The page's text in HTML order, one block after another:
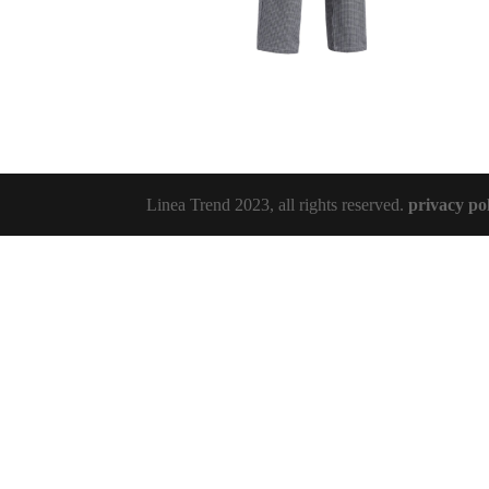
Linea Trend 2023, all rights reserved.privacy